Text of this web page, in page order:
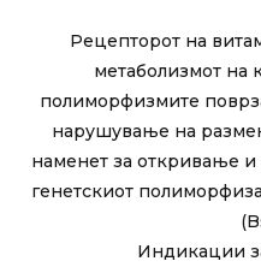
Рецепторот на
метаболизмот на
полиморфизмите
нарушување на
наменет за откривање
генетскиот
Индикации